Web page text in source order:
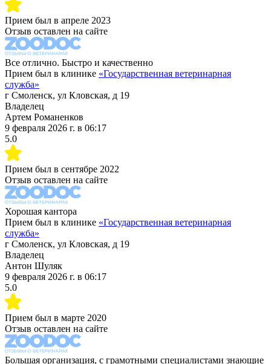
Прием был в апреле 2023
Отзыв оставлен на сайте
Все отлично. Быстро и качественно
Прием был в клинике «Государственная ветеринарная
служба»
г Смоленск, ул Кловская, д 19
Владелец
Артем Романенков
9 февраля 2026 г. в 06:17
5.0
Прием был в сентябре 2022
Отзыв оставлен на сайте
Хорошая кантора
Прием был в клинике «Государственная ветеринарная
служба»
г Смоленск, ул Кловская, д 19
Владелец
Антон Шуляк
9 февраля 2026 г. в 06:17
5.0
Прием был в марте 2020
Отзыв оставлен на сайте
Большая организация, с грамотными специалистами знающие